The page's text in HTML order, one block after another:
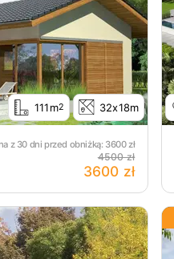
111m2 32x18m
z 30 dni przed obniżką: 3600zł
4500 zł
3600 zł